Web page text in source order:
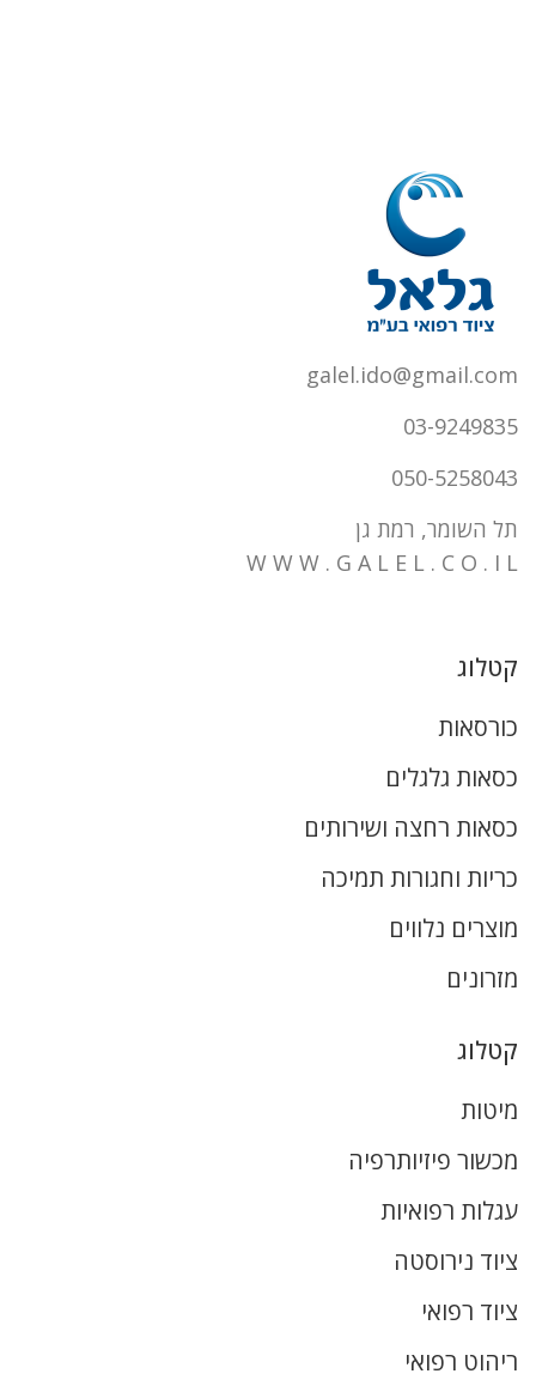
galel.ido@gmail.com
03-9249835
050-5258043
תל השומר, רמת גן
W W W . G A L E L . C O . I L
קטלוג
כורסאות
כסאות גלגלים
כסאות רחצה ושירותים
כריות וחגורות תמיכה
מוצרים נלווים
מזרונים
קטלוג
מיטות
מכשור פיזיותרפיה
עגלות רפואיות
ציוד נירוסטה
ציוד רפואי
ריהוט רפואי